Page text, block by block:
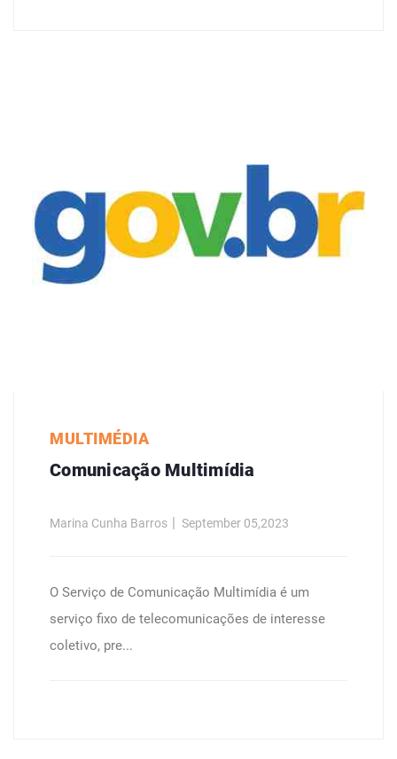
MULTIMÉDIA
Comunicação Multimídia
Marina Cunha Barros September 05,2023
O Serviço de Comunicação Multimídia é um
serviço fixo de telecomunicações de interesse
coletivo, pre...